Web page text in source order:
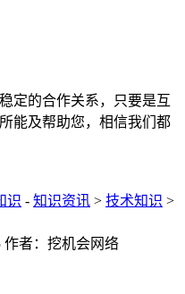
定的合作关系，只要是互
能及帮助您，相信我们都
识 - 知识资讯 > 技术知识 >
作者：挖机会网络